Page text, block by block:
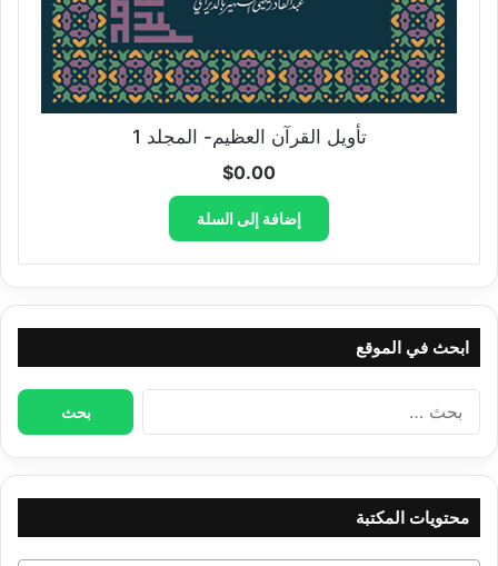
تأويل القرآن العظيم- المجلد 1
$0.00
إضافة إلى السلة
ابحث في الموقع
البحث
عن:
محتويات المكتبة